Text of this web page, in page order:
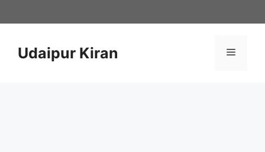
to
Udaipur Kiran Menu